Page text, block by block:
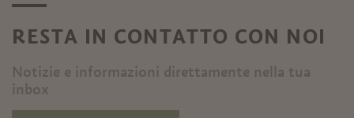
RESTA IN CONTATTO CON NOI
Notizie e informazioni direttamente nella tua
inbox